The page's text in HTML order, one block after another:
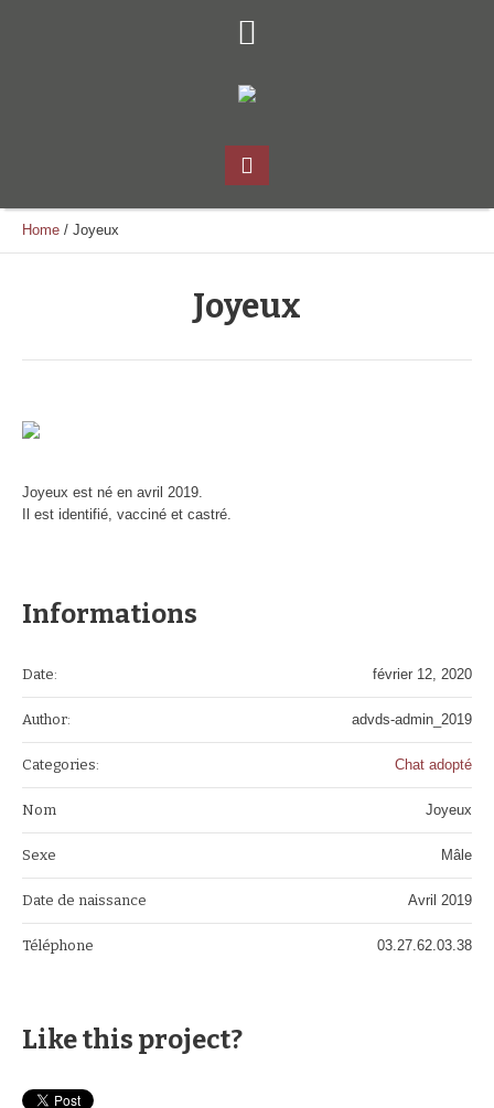
Home / Joyeux
Joyeux
Joyeux est né en avril 2019.
Il est identifié, vacciné et castré.
Informations
Date: février 12, 2020
Author: advds-admin_2019
Categories: Chat adopté
Nom Joyeux
Sexe Mâle
Date de naissance Avril 2019
Téléphone 03.27.62.03.38
Like this project?